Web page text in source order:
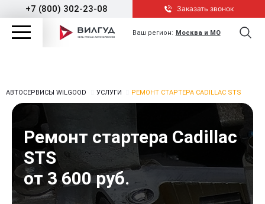
+7 (800) 302-23-08 Заказать звонок
Ваш регион: Москва и МО
АВТОСЕРВИСЫ WILGOOD УСЛУГИ РЕМОНТ СТАРТЕРА CADILLAC STS
Ремонт стартера Cadillac
STS
от 3 600 руб.